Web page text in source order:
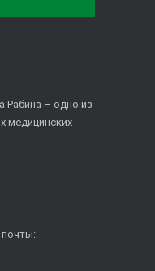
Рабина – одно из
медицинских